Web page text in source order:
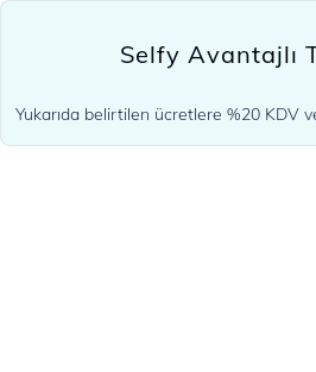
Selfy Avantajlı
Yukarıda belirtilen ücretlere %20 KDV